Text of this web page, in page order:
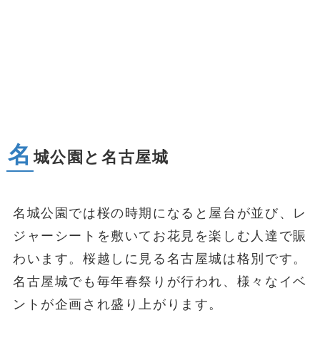
名 城公園と名古屋城
名城公園では桜の時期になると屋台が並び、レ
ジャーシートを敷いてお花見を楽しむ人達で賑
わいます。桜越しに見る名古屋城は格別です。
名古屋城でも毎年春祭りが行われ、様々なイベ
ントが企画され盛り上がります。